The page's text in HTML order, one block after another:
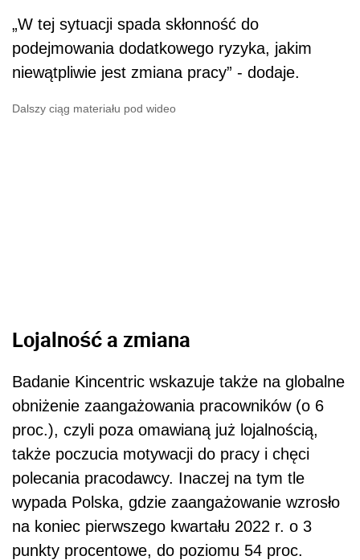
„W tej sytuacji spada skłonność do
podejmowania dodatkowego ryzyka, jakim
niewątpliwie jest zmiana pracy” - dodaje.
Dalszy ciąg materiału pod wideo
Lojalność a zmiana
Badanie Kincentric wskazuje także na globalne
obniżenie zaangażowania pracowników (o 6
proc.), czyli poza omawianą już lojalnością,
także poczucia motywacji do pracy i chęci
polecania pracodawcy. Inaczej na tym tle
wypada Polska, gdzie zaangażowanie wzrosło
na koniec pierwszego kwartału 2022 r. o 3
punkty procentowe, do poziomu 54 proc.